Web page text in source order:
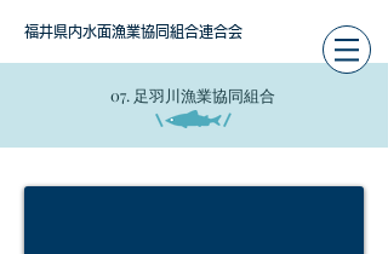
福井県内水面漁業協同組合連合会
07. 足羽川漁業協同組合